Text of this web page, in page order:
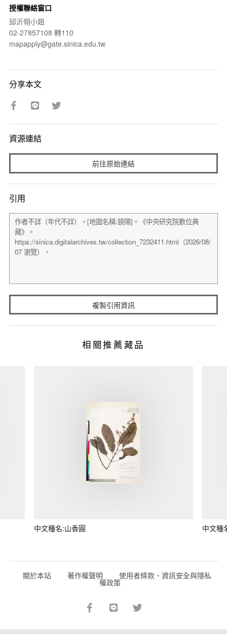
授權聯絡窗口
邱沂翎小姐
02-27857108 轉110
mapapply@gate.sinica.edu.tw
分享本文
資源連結
前往原始連結
引用
複製引用資訊
相關推薦藏品
中文種名:山香圓 中文種
關於本站 著作權聲明 使用者條款、資訊安全與隱私
權政策